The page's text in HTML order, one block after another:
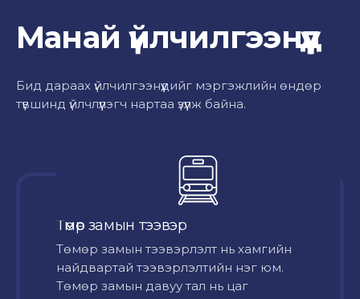
Манай үйлчилгээнүүд
Бид дараах үйлчилгээнүүдийг мэргэжлийн өндөр
түвшинд үйлчлүүлэгч нартаа үзүүлж байна.
Төмөр замын тээвэр
Төмөр замын тээвэрлэлт нь хамгийн
найдвартай тээвэрлэлтийн нэг юм.
Төмөр замын давуу тал нь цаг